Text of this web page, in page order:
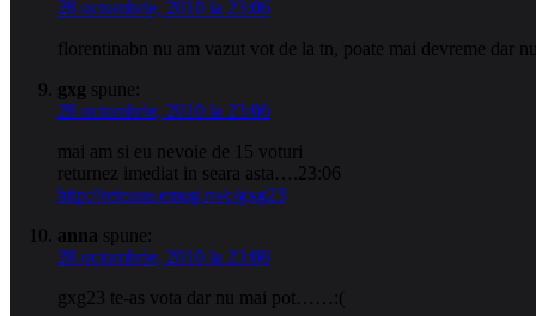
28 octombrie, 2010 la 23:06
florentinabn nu am vazut vot de la tn, poate mai devreme dar
gxg spune:
28 octombrie, 2010 la 23:06
mai am si eu nevoie de 15 voturi
returnez imediat in seara asta….23:06
http://reteaua.emag.ro/c/gxg23
anna spune:
28 octombrie, 2010 la 23:08
gxg23 te-as vota dar nu mai pot……:(